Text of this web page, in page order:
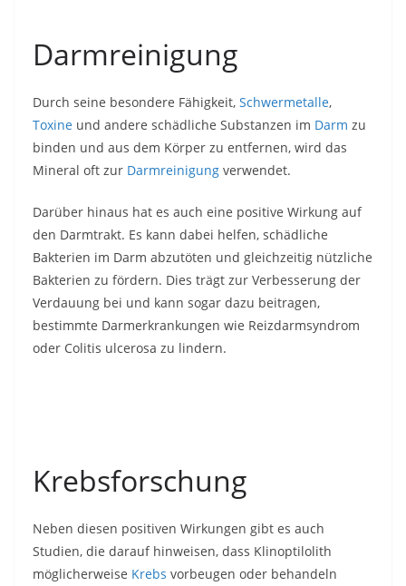
Darmreinigung
Durch seine besondere Fähigkeit, Schwermetalle,
Toxine und andere schädliche Substanzen im Darm zu
binden und aus dem Körper zu entfernen, wird das
Mineral oft zur Darmreinigung verwendet.
Darüber hinaus hat es auch eine positive Wirkung auf
den Darmtrakt. Es kann dabei helfen, schädliche
Bakterien im Darm abzutöten und gleichzeitig nützliche
Bakterien zu fördern. Dies trägt zur Verbesserung der
Verdauung bei und kann sogar dazu beitragen,
bestimmte Darmerkrankungen wie Reizdarmsyndrom
oder Colitis ulcerosa zu lindern.
Krebsforschung
Neben diesen positiven Wirkungen gibt es auch
Studien, die darauf hinweisen, dass Klinoptilolith
möglicherweise Krebs vorbeugen oder behandeln